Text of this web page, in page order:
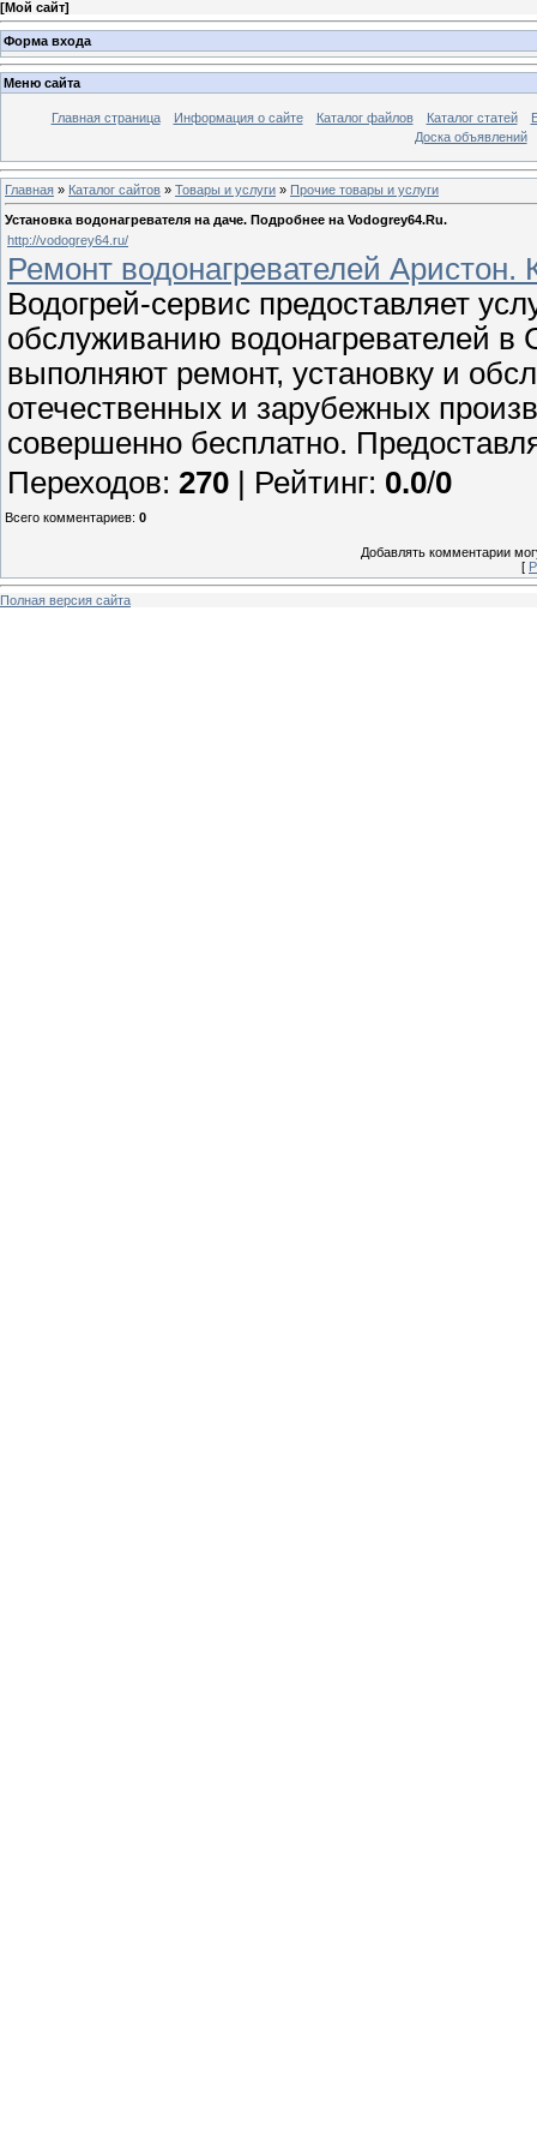
[Мой сайт]
Форма входа
Меню сайта
Главная страница Информация о сайте Каталог файлов Каталог статей
Доска объявлений
Главная » Каталог сайтов » Товары и услуги » Прочие товары и услуги
Установка водонагревателя на даче. Подробнее на Vodogrey64.Ru.
http://vodogrey64.ru/
Ремонт водонагревателей Аристон.
Водогрей-сервис предоставляет
обслуживанию водонагревателей
выполняют ремонт, установку и
отечественных и зарубежных
совершенно бесплатно.
Переходов: 270 | Рейтинг: 0.0/0
Всего комментариев: 0
Добавлять комментарии
[
Полная версия сайта